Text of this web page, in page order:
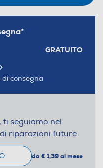
GRATUITO
di consegna
ti seguiamo nel
riparazioni future.
da € 1,39 al mese